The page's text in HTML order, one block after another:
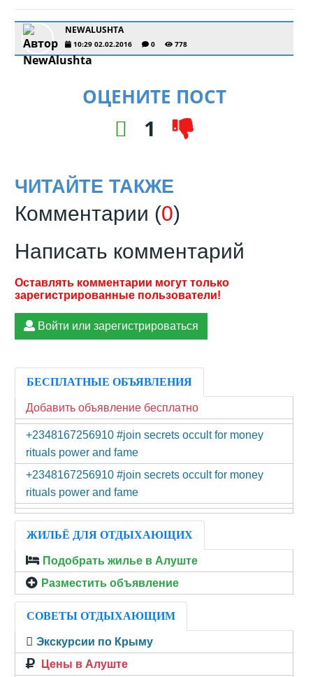
NEWALUSHTA
10:29 02.02.2016 0 778
ОЦЕНИТЕ ПОСТ
1
ЧИТАЙТЕ ТАКЖЕ
Комментарии (0)
Написать комментарий
Войти или зарегистрироваться
БЕСПЛАТНЫЕ ОБЪЯВЛЕНИЯ
Добавить объявление бесплатно
+2348167256910 #join secrets occult for money
rituals power and fame
+2348167256910 #join secrets occult for money
rituals power and fame
ЖИЛЬЁ ДЛЯ ОТДЫХАЮЩИХ
Подобрать жилье в Алуште
Разместить объявление
СОВЕТЫ ОТДЫХАЮЩИМ
Экскурсии по Крыму
Цены в Алуште